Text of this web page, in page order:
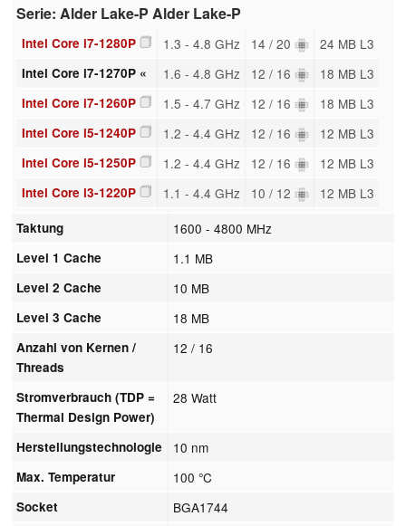
Serie: Alder Lake-P Alder Lake-P
Intel Core i7-1280P 1.3 - 4.8 GHz 14 / 20 24 MB L3
Intel Core i7-1270P « 1.6 - 4.8 GHz 12 / 16 18 MB L3
Intel Core i7-1260P 1.5 - 4.7 GHz 12 / 16 18 MB L3
Intel Core i5-1240P 1.2 - 4.4 GHz 12 / 16 12 MB L3
Intel Core i5-1250P 1.2 - 4.4 GHz 12 / 16 12 MB L3
Intel Core i3-1220P 1.1 - 4.4 GHz 10 / 12 12 MB L3
Taktung 1600 - 4800 MHz
Level 1 Cache 1.1 MB
Level 2 Cache 10 MB
Level 3 Cache 18 MB
Anzahl von Kernen /
Threads
12 / 16
Stromverbrauch (TDP =
Thermal Design Power)
28 Watt
Herstellungstechnologie 10 nm
Max. Temperatur 100 °C
Socket BGA1744